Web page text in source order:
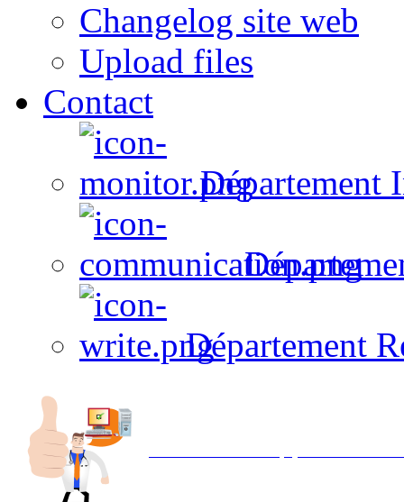
Changelog site web
Upload files
Contact
Département
Département